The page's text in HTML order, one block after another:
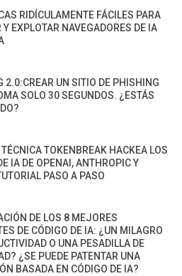
RIDÍCULAMENTE FÁCILES PARA
Y EXPLOTAR NAVEGADORES DE IA
2.0:CREAR UN SITIO DE PHISHING
SOLO 30 SEGUNDOS. ¿ESTÁS
TOKENBREAK HACKEA LOS
IA DE OPENAI, ANTHROPIC Y
PASO A PASO
DE LOS 8 MEJORES
DE CÓDIGO DE IA: ¿UN MILAGRO
O UNA PESADILLA DE
¿SE PUEDE PATENTAR UNA
BASADA EN CÓDIGO DE IA?